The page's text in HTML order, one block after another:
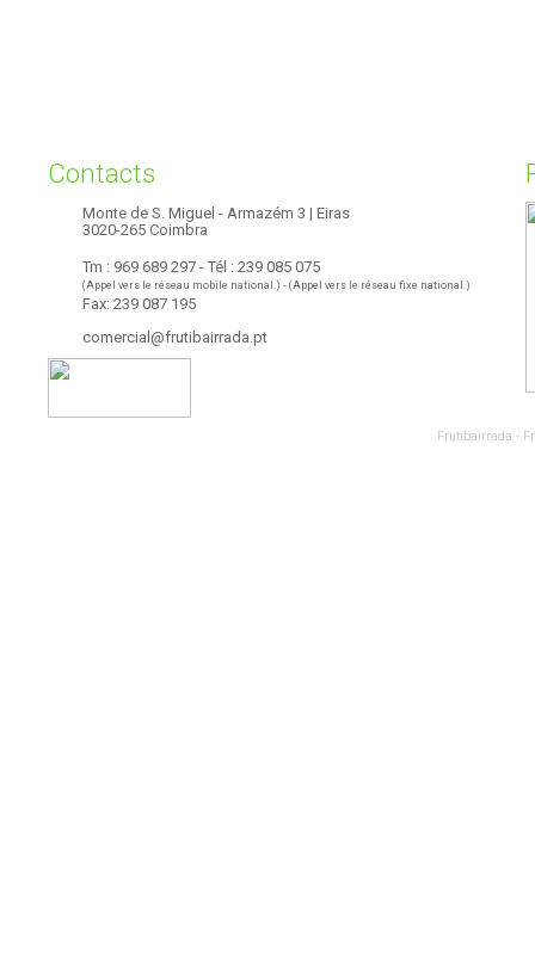
Contacts
Monte de S. Miguel - Armazém 3 | Eiras
3020-265 Coimbra
Tm : 969 689 297 - Tél : 239 085 075
(Appel vers le réseau mobile national.) - (Appel vers le réseau fixe national.)
Fax: 239 087 195
comercial@frutibairrada.pt
Frutibairrada -